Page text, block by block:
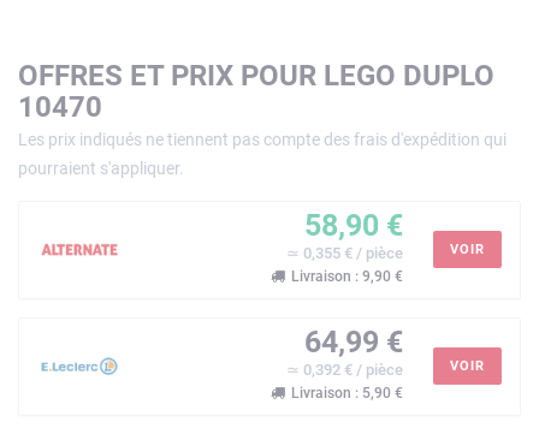
OFFRES ET PRIX POUR LEGO DUPLO
10470
Les prix indiqués ne tiennent pas compte des frais d'expédition qui
pourraient s'appliquer.
58,90 €
≃ 0,355 € / pièce
Livraison : 9,90 €
VOIR
64,99 €
≃ 0,392 € / pièce
Livraison : 5,90 €
VOIR